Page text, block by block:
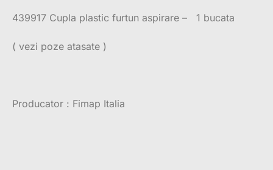
439917 Cupla plastic furtun aspirare – 1 bucata
( vezi poze atasate )
Producator : Fimap Italia